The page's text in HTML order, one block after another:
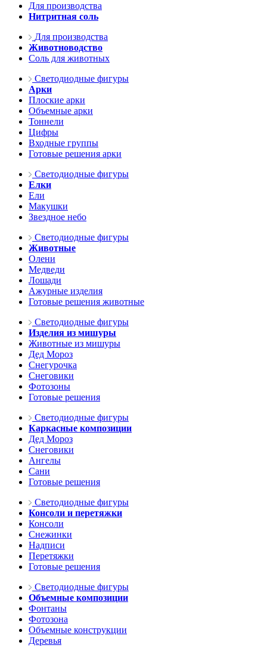
Для производства
Нитритная соль
Для производства
Животноводство
Соль для животных
Светодиодные фигуры
Арки
Плоские арки
Объемные арки
Тоннели
Цифры
Входные группы
Готовые решения арки
Светодиодные фигуры
Елки
Ели
Макушки
Звездное небо
Светодиодные фигуры
Животные
Олени
Медведи
Лошади
Ажурные изделия
Готовые решения животные
Светодиодные фигуры
Изделия из мишуры
Животные из мишуры
Дед Мороз
Снегурочка
Снеговики
Фотозоны
Готовые решения
Светодиодные фигуры
Каркасные композиции
Дед Мороз
Снеговики
Ангелы
Сани
Готовые решения
Светодиодные фигуры
Консоли и перетяжки
Консоли
Снежинки
Надписи
Перетяжки
Готовые решения
Светодиодные фигуры
Объемные композиции
Фонтаны
Фотозона
Объемные конструкции
Деревья